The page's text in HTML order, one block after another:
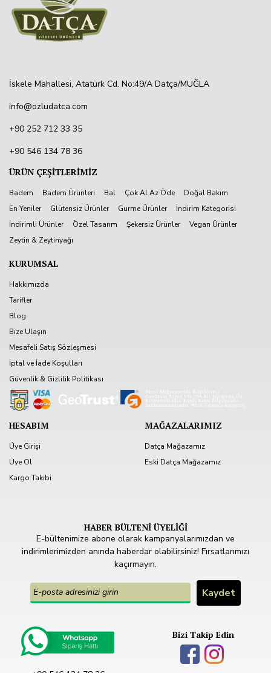
İskele Mahallesi, Atatürk Cd. No:49/A Datça/MUĞLA
info@ozludatca.com
+90 252 712 33 35
+90 546 134 78 36
ÜRÜN ÇEŞİTLERİMİZ
Badem Badem Ürünleri Bal Çok Al Az Öde
Doğal Bakım
En Yeniler
Glütensiz Ürünler Gurme Ürünler
İndirim Kategorisi
İndirimli Ürünler
Özel Tasarım Şekersiz Ürünler
Vegan Ürünler
Zeytin & Zeytinyağı
KURUMSAL
Hakkımızda
Tarifler
Blog
Bize Ulaşın
Mesafeli Satış Sözleşmesi
İptal ve İade Koşulları
Güvenlik & Gizlilik Politikası
HESABIM
Üye Girişi
Üye Ol
Kargo Takibi
MAĞAZALARIMIZ
Datça Mağazamız
Eski Datça Mağazamız
HABER BÜLTENİ ÜYELİĞİ
E-bültenimize abone olarak kampanyalarımızdan ve
indirimlerimizden anında haberdar olabilirsiniz! Fırsatlarımızı
kaçırmayın.
Bizi Takip Edin